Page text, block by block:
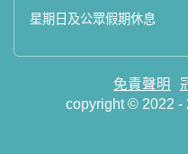
星期日及公眾假期休息
免責聲明
copyright © 2022 -